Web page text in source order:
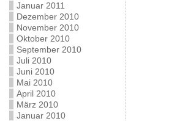
Januar 2011
Dezember 2010
November 2010
Oktober 2010
September 2010
Juli 2010
Juni 2010
Mai 2010
April 2010
März 2010
Januar 2010